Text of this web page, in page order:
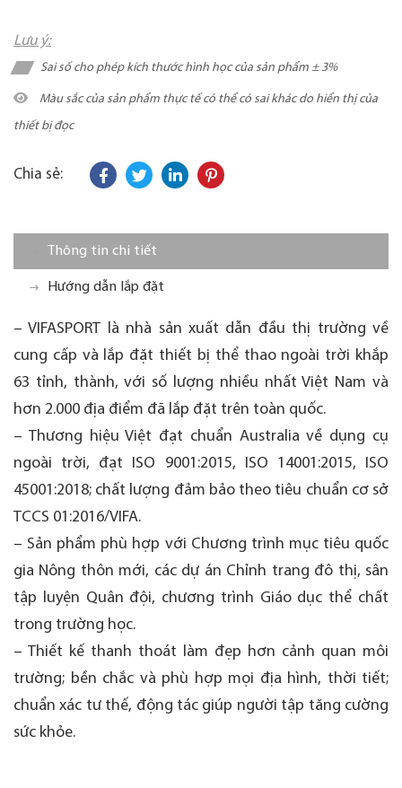
Lưu ý:
Sai số cho phép kích thước hình học của sản phẩm ± 3%
Màu sắc của sản phẩm thực tế có thể có sai khác do hiển thị của
thiết bị đọc
Chia sẻ:
Thông tin chi tiết
Hướng dẫn lắp đặt
– VIFASPORT là nhà sản xuất dẫn đầu thị trường về
cung cấp và lắp đặt thiết bị thể thao ngoài trời khắp
63 tỉnh, thành, với số lượng nhiều nhất Việt Nam và
hơn 2.000 địa điểm đã lắp đặt trên toàn quốc.
– Thương hiệu Việt đạt chuẩn Australia về dụng cụ
ngoài trời, đạt ISO 9001:2015, ISO 14001:2015, ISO
45001:2018; chất lượng đảm bảo theo tiêu chuẩn cơ sở
TCCS 01:2016/VIFA.
– Sản phẩm phù hợp với Chương trình mục tiêu quốc
gia Nông thôn mới, các dự án Chỉnh trang đô thị, sân
tập luyện Quân đội, chương trình Giáo dục thể chất
trong trường học.
– Thiết kế thanh thoát làm đẹp hơn cảnh quan môi
trường; bền chắc và phù hợp mọi địa hình, thời tiết;
chuẩn xác tư thế, động tác giúp người tập tăng cường
sức khỏe.